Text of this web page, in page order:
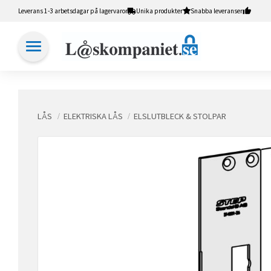
Leverans 1-3 arbetsdagar på lagervaror Unika produkter Snabba leveranser
LÅS ELEKTRISKA LÅS ELSLUTBLECK & STOLPAR